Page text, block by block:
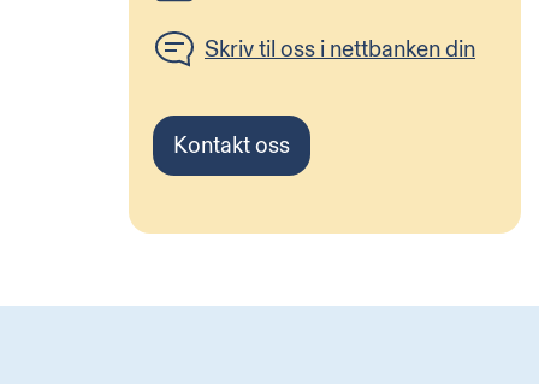
Skriv til oss i nettbanken din
Kontakt oss